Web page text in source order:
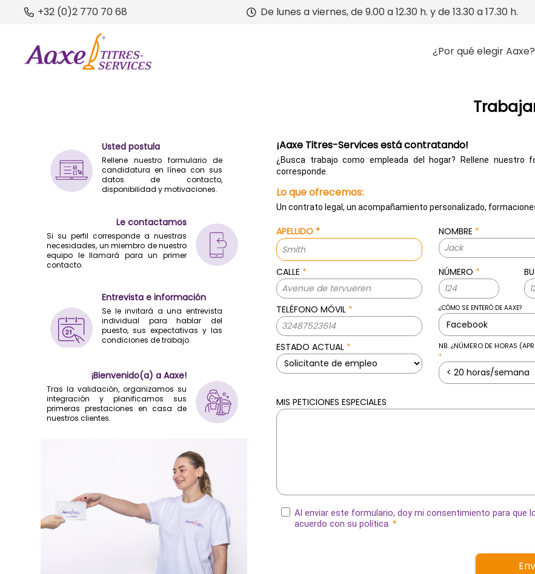
+32 (0)2 770 70 68 De lunes a viernes, de 9.00 a 12.30 h. y de 13.30 a 17.30 h.
¿Por qué elegir Aaxe?